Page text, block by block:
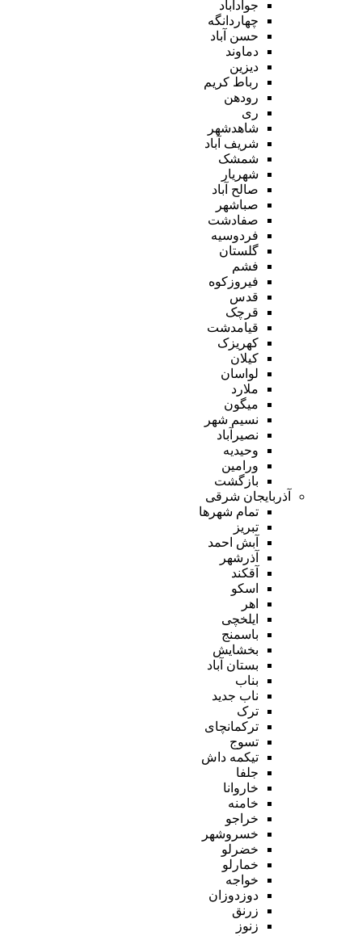
جوادآباد
چهاردانگه
حسن آباد
دماوند
دیزین
رباط کریم
رودهن
ری
شاهدشهر
شریف آباد
شمشک
شهریار
صالح آباد
صباشهر
صفادشت
فردوسیه
گلستان
فشم
فیروزکوه
قدس
قرچک
قیامدشت
کهریزک
کیلان
لواسان
ملارد
میگون
نسیم شهر
نصیرآباد
وحیدیه
ورامین
بازگشت
آذربایجان شرقی
تمام شهر‌ها
تبریز
آبش احمد
آذرشهر
آقکند
اسکو
اهر
ایلخچی
باسمنج
بخشایش
بستان آباد
بناب
ناب جدید
ترک
ترکمانچای
تسوج
تیکمه داش
جلفا
خاروانا
خامنه
خراجو
خسروشهر
خضرلو
خمارلو
خواجه
دوزدوزان
زرنق
زنوز